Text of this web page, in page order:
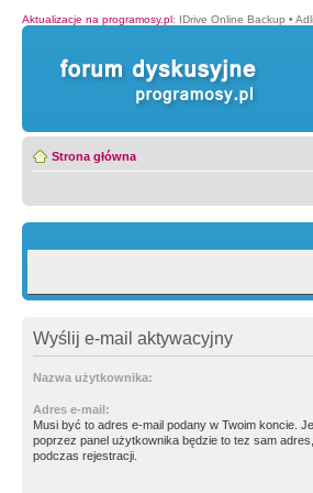
Aktualizacje na programosy.pl: IDrive Online Backup •
Strona główna
Wyślij e-mail aktywacyjny
Nazwa użytkownika:
Adres e-mail:
Musi być to adres e-mail podany w Twoim koncie.
poprzez panel użytkownika będzie to tez sam
podczas rejestracji.